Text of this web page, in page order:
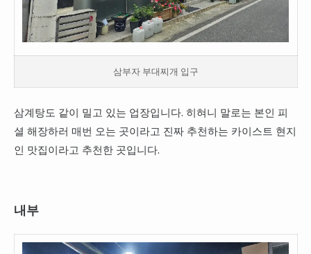
삼부자 부대찌개 입구
삼계탕도 같이 밀고 있는 업장입니다. 히혀니 말로는 본인 피
셜 해장하러 매번 오는 곳이라고 진짜 추천하는 카이스트 현지
인 맛집이라고 추천한 곳입니다.
내부